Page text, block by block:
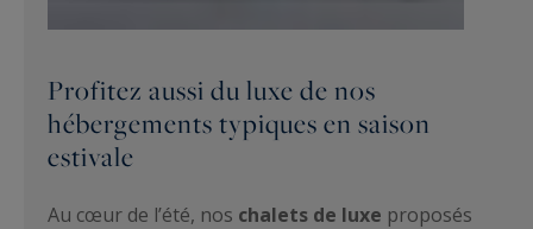
Profitez aussi du luxe de nos
hébergements typiques en saison
estivale
Au cœur de l’été, nos chalets de luxe proposés